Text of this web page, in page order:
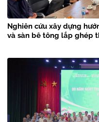
Nghiên cứu xây dựng
và sàn bê tông lắp ghép